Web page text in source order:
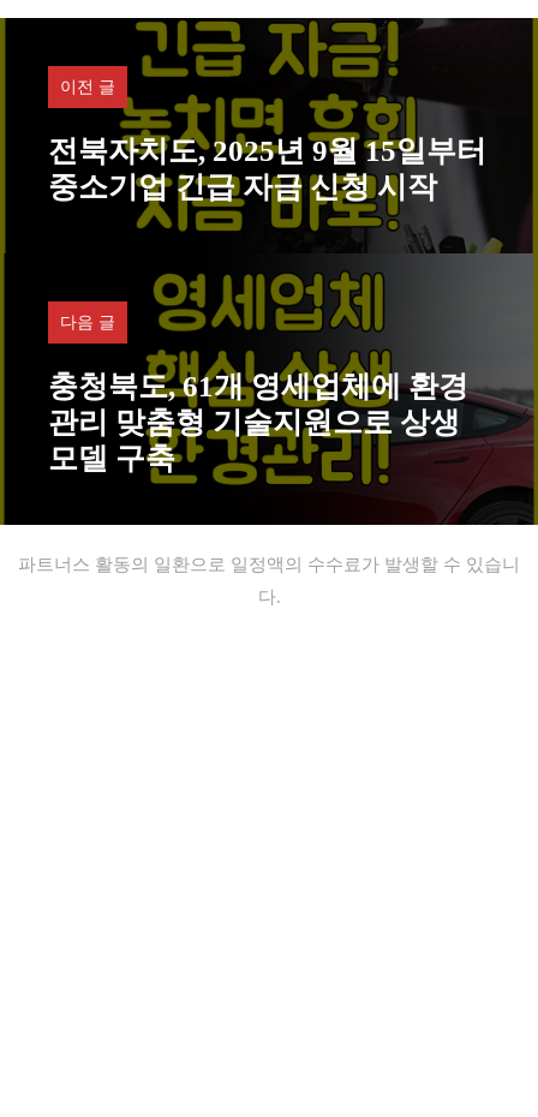
고
이전 글
전북자치도, 2025년 9월 15일부터
중소기업 긴급 자금 신청 시작
다음 글
충청북도, 61개 영세업체에 환경
관리 맞춤형 기술지원으로 상생
모델 구축
파트너스 활동의 일환으로 일정액의 수수료가 발생할 수 있습니
다.